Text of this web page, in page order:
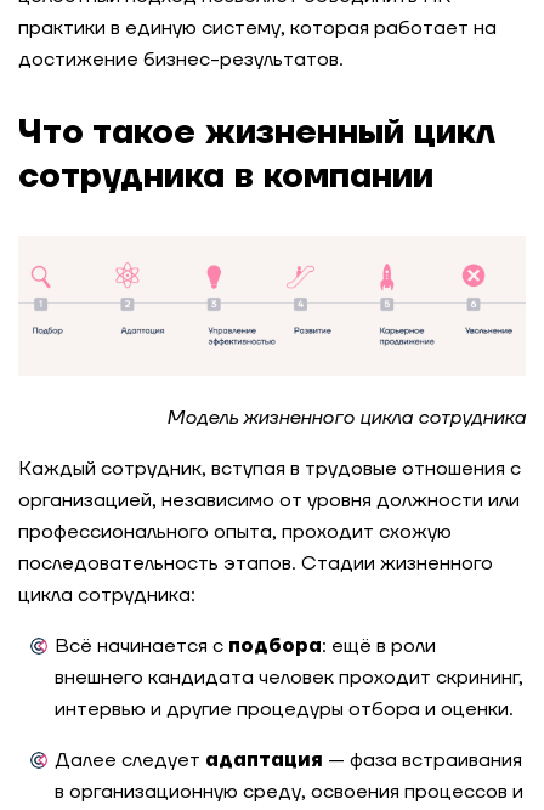
практики в единую систему, которая работает на
достижение бизнес-результатов.
Что такое жизненный цикл
сотрудника в компании
Модель жизненного цикла сотрудника
Каждый сотрудник, вступая в трудовые отношения с
организацией, независимо от уровня должности или
профессионального опыта, проходит схожую
последовательность этапов. Стадии жизненного
цикла сотрудника:
Всё начинается с подбора: ещё в роли
внешнего кандидата человек проходит скрининг,
интервью и другие процедуры отбора и оценки.
Далее следует адаптация — фаза встраивания
в организационную среду, освоения процессов и